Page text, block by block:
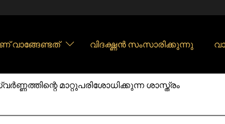
വാങ്ങേണ്ടത് വിദഗ്ദ്ധൻ സംസാരിക്കുന്നു
മാറ്റുപരിശോധിക്കുന്ന ശാസ്ത്രം